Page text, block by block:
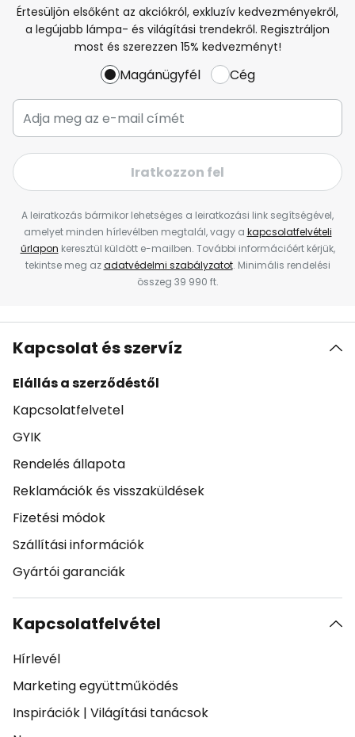
Értesüljön elsőként az akciókról, exkluzív kedvezményekről,
a legújabb lámpa- és világítási trendekről. Regisztráljon
most és szerezzen 15% kedvezményt!
Magánügyfél Cég
Iratkozzon fel
A leiratkozás bármikor lehetséges a leiratkozási link segítségével,
amelyet minden hírlevélben megtalál, vagy a kapcsolatfelvételi
űrlapon keresztül küldött e-mailben. További információért kérjük,
tekintse meg azadatvédelmi szabályzatot. Minimális rendelési
összeg 39 990 ft.
Kapcsolat és szervíz
Elállás a szerződéstől
Kapcsolatfelvetel
GYIK
Rendelés állapota
Reklamációk és visszaküldések
Fizetési módok
Szállítási információk
Gyártói garanciák
Kapcsolatfelvétel
Hírlevél
Marketing együttműködés
Inspirációk | Világítási tanácsok